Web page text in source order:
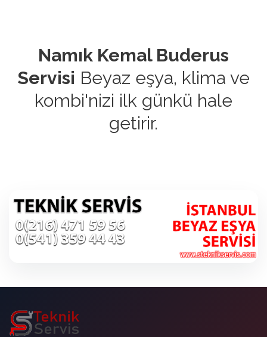
Namık Kemal Buderus
Servisi Beyaz eşya, klima ve
kombi'nizi ilk günkü hale
getirir.